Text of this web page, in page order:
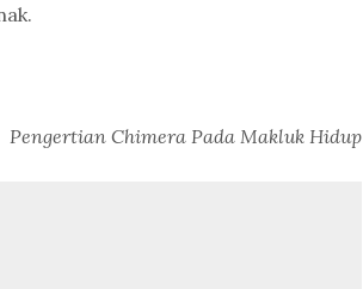
Pengertian Chimera Pada Makluk Hidup